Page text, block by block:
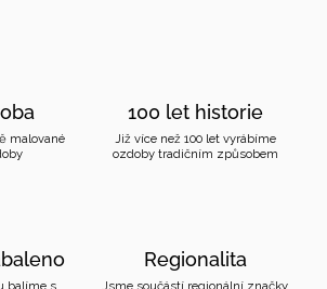
malované
100 let historie
Již více než 100 let vyrábíme
ozdoby tradičním způsobem
balíme s
Regionalita
Jsme součástí regionální značky